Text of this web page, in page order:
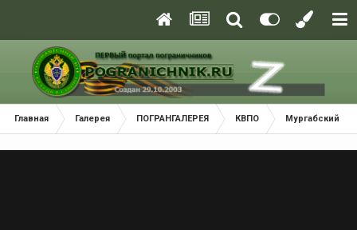
Главная Галерея ПОГРАНГАЛЕРЕЯ КВПО Мургабский